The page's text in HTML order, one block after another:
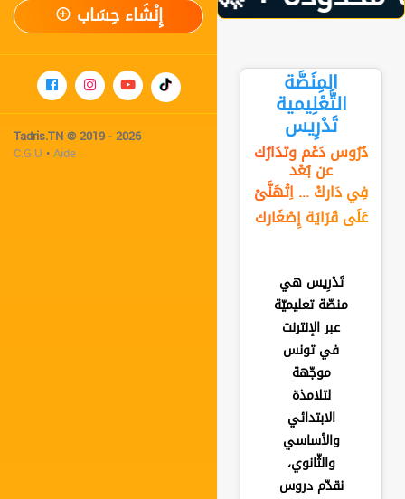
إِنْشَاء حِسَاب
Tadris.TN © 2019 - 2026
C.G.U •Aide
المِنَصَّة
التَّعْلِيمية
تَدْرِيس
دُرُوس دَعْم وتدَارُك
عن بُعْد
فِي دَاركْ ... اِتْهَنَّىْ
عَلَى قَرَايَة إِصْغَارك
تَدْرِيس هي
منصّة تعليميّة
عبر الإنترنت
في تونس
موجّهة
لتلامذة
الابتدائي
والأساسي
والثّانوي،
نقدّم دروس